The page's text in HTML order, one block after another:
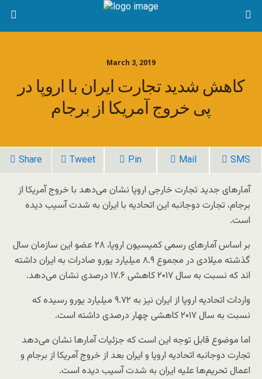
March 3, 2019
کاهش شدید تجارت ایران با اروپا در
پی خروج آمریکا از برجام
Share Tweet Pin Mail SMS
آمارهای جدید تجارت خارجی اروپا نشان می‌دهد با خروج آمریکا از
برجام، تجارت دوجانبه این اتحادیه با ایران به شدت آسیب دیده
است.
بر اساس آمارهای رسمی کمیسیون اروپا، ۲۸ عضو این سازمان سال
گذشته میلادی در مجموع ۸.۹ میلیارد یورو صادرات به ایران داشته
اند که نسبت به سال ۲۰۱۷ کاهشی ۱۷.۶ درصدی نشان می‌دهد.
واردات اتحادیه اروپا از ایران نیز به ۹.۷۲ میلیارد یورو رسیده که
نسبت به سال ۲۰۱۷ کاهشی چهار درصدی داشته است.
اما موضوع قابل توجه این است که جزئیات آمارها نشان می‌دهد
تجارت دوجانبه اتحادیه اروپا و ایران بعد از خروج آمریکا از برجام و
اعمال تحریم‌ها علیه ایران به شدت آسیب دیده است.